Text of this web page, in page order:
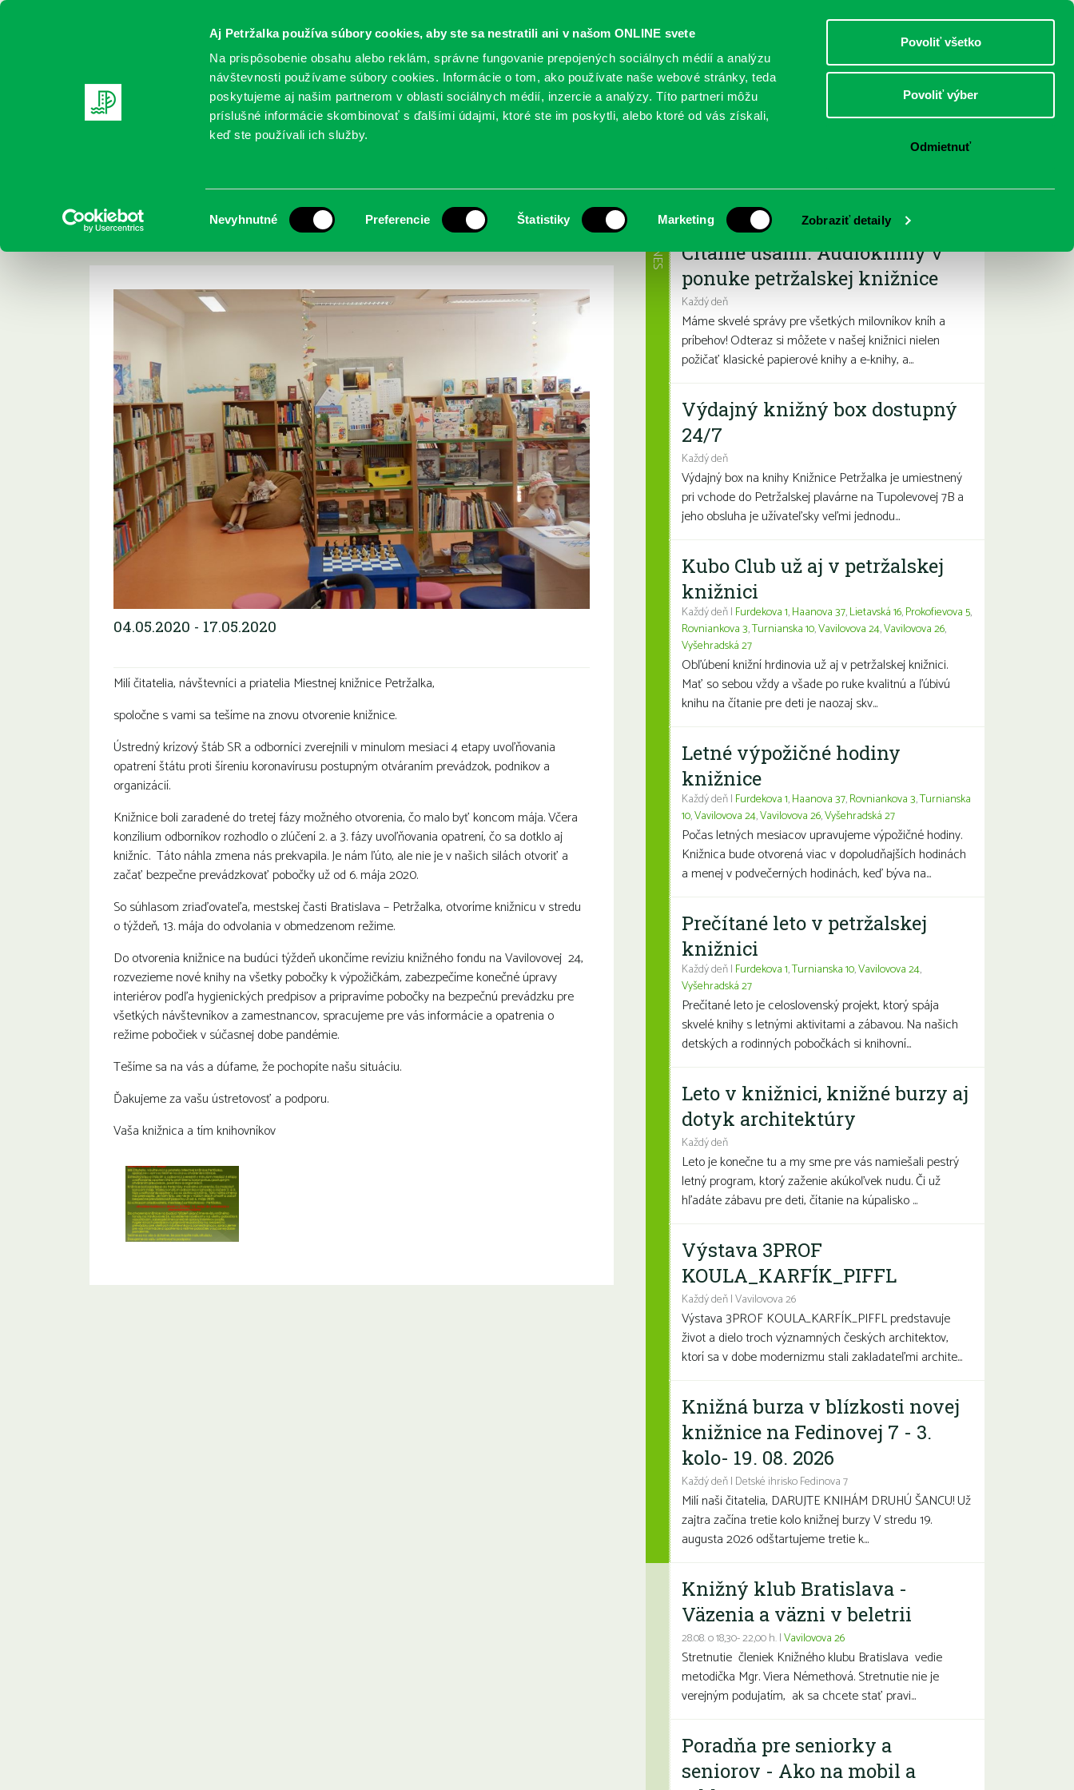
Aj Petržalka používa súbory cookies, aby ste sa nestratili ani v našom ONLINE svete
Na prispôsobenie obsahu alebo reklám, správne fungovanie prepojených sociálnych médií a analýzu
návštevnosti používame súbory cookies. Informácie o tom, ako používate naše webové stránky, teda
poskytujeme aj našim partnerom v oblasti sociálnych médií, inzercie a analýzy. Títo partneri môžu
príslušné informácie skombinovať s ďalšími údajmi, ktoré ste im poskytli, alebo ktoré od vás získali,
keď ste používali ich služby.
súhlasu
Nevyhnutné Preferencie Štatistiky Marketing Zobraziť detaily
Povoliť všetko
Povoliť výber
Odmietnuť
DOSPELÍ
REGISTRUJTE SA ONLINE KATALÓGY SLUŽBY PODUJATIA POBOČKY O KNIŽNICI
Knižnica opäť otvorená od 13. mája
2020
04.05.2020 - 17.05.2020
Milí čitatelia, návštevníci a priatelia Miestnej knižnice Petržalka,
spoločne s vami sa tešíme na znovu otvorenie knižnice.
Ústredný krízový štáb SR a odborníci zverejnili v minulom mesiaci 4 etapy uvoľňovania
opatrení štátu proti šíreniu koronavírusu postupným otváraním prevádzok, podnikov a
organizácií.
Knižnice boli zaradené do tretej fázy možného otvorenia, čo malo byť koncom mája. Včera
konzílium odborníkov rozhodlo o zlúčení 2. a 3. fázy uvoľňovania opatrení, čo sa dotklo aj
knižníc. Táto náhla zmena nás prekvapila. Je nám ľúto, ale nie je v našich silách otvoriť a
začať bezpečne prevádzkovať pobočky už od 6. mája 2020.
So súhlasom zriaďovateľa, mestskej časti Bratislava – Petržalka, otvoríme knižnicu v stredu
o týždeň, 13. mája do odvolania v obmedzenom režime.
Do otvorenia knižnice na budúci týždeň ukončíme revíziu knižného fondu na Vavilovovej 24,
rozvezieme nové knihy na všetky pobočky k výpožičkám, zabezpečíme konečné úpravy
interiérov podľa hygienických predpisov a pripravíme pobočky na bezpečnú prevádzku pre
všetkých návštevníkov a zamestnancov, spracujeme pre vás informácie a opatrenia o
režime pobočiek v súčasnej dobe pandémie.
Tešíme sa na vás a dúfame, že pochopíte našu situáciu.
Ďakujeme za vašu ústretovosť a podporu.
Vaša knižnica a tím knihovníkov
Najbližšie podujatia
Čítame ušami. Audioknihy v
ponuke petržalskej knižnice
Každý deň
Máme skvelé správy pre všetkých milovníkov kníh a
príbehov! Odteraz si môžete v našej knižnici nielen
požičať klasické papierové knihy a e-knihy, a...
DNES
Výdajný knižný box dostupný
24/7
Každý deň
Výdajný box na knihy Knižnice Petržalka je umiestnený
pri vchode do Petržalskej plavárne na Tupolevovej 7B a
jeho obsluha je užívateľsky veľmi jednodu...
Kubo Club už aj v petržalskej
knižnici
Každý deň | Furdekova 1,Haanova 37,Lietavská 16,Prokofievova 5,
Rovniankova 3,Turnianska 10,Vavilovova 24,Vavilovova 26,
Vyšehradská 27
Obľúbení knižní hrdinovia už aj v petržalskej knižnici.
Mať so sebou vždy a všade po ruke kvalitnú a ľúbivú
knihu na čítanie pre deti je naozaj skv...
Letné výpožičné hodiny
knižnice
Každý deň | Furdekova 1,Haanova 37,Rovniankova 3,Turnianska
10,Vavilovova 24,Vavilovova 26,Vyšehradská 27
Počas letných mesiacov upravujeme výpožičné hodiny.
Knižnica bude otvorená viac v dopoludňajších hodinách
a menej v podvečerných hodinách, keď býva na...
Prečítané leto v petržalskej
knižnici
Každý deň | Furdekova 1,Turnianska 10,Vavilovova 24,
Vyšehradská 27
Prečítané leto je celoslovenský projekt, ktorý spája
skvelé knihy s letnými aktivitami a zábavou. Na našich
detských a rodinných pobočkách si knihovní...
Leto v knižnici, knižné burzy aj
dotyk architektúry
Každý deň
Leto je konečne tu a my sme pre vás namiešali pestrý
letný program, ktorý zaženie akúkoľvek nudu. Či už
hľadáte zábavu pre deti, čítanie na kúpalisko ...
Výstava 3PROF
KOULA_KARFÍK_PIFFL
Každý deň | Vavilovova 26
Výstava 3PROF KOULA_KARFÍK_PIFFL predstavuje
život a dielo troch významných českých architektov,
ktorí sa v dobe modernizmu stali zakladateľmi archite...
Knižná burza v blízkosti novej
knižnice na Fedinovej 7 - 3.
kolo- 19. 08. 2026
Každý deň | Detské ihrisko Fedinova 7
Milí naši čitatelia, DARUJTE KNIHÁM DRUHÚ ŠANCU! Už
zajtra začína tretie kolo knižnej burzy V stredu 19.
augusta 2026 odštartujeme tretie k...
Knižný klub Bratislava -
Väzenia a väzni v beletrii
28.08. o 18,30- 22,00 h. |Vavilovova 26
Stretnutie členiek Knižného klubu Bratislava vedie
metodička Mgr. Viera Némethová. Stretnutie nie je
verejným podujatím, ak sa chcete stať pravi...
Poradňa pre seniorky a
seniorov - Ako na mobil a